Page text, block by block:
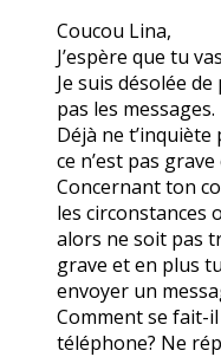
Coucou Lina,
J’espère que tu
Je suis désolée
pas les messages.
Déjà ne
ce n’est pas
Concernant ton
les circonstances
alors ne soit pas
grave et en plus
envoyer un
Comment se fait-
téléphone? Ne